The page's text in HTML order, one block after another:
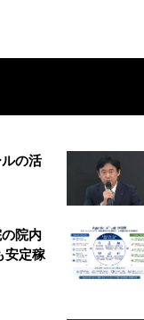
の活
院内
安定稼